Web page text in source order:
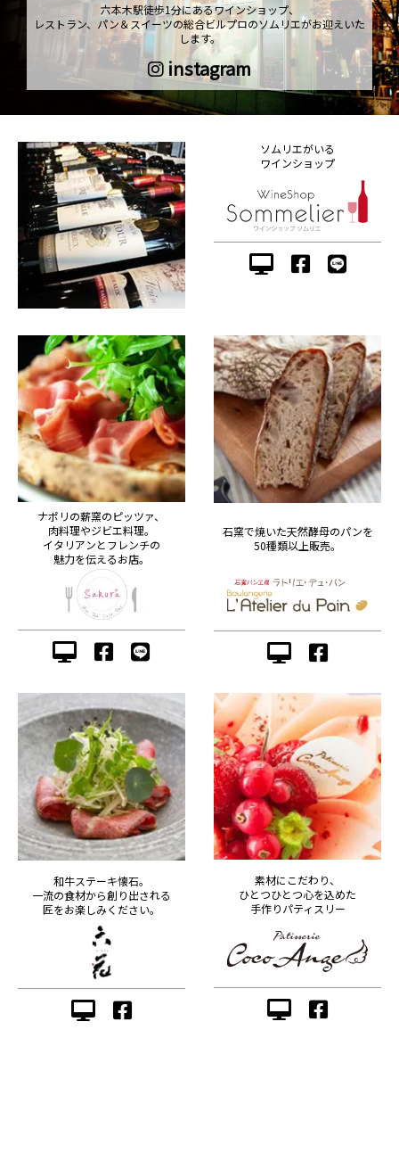
六本木駅徒歩1分にあるワインショップ、
レストラン、パン＆スイーツの総合ビルプロのソムリエがお迎えいた
します。
instagram
ソムリエがいる
ワインショップ
ナポリの薪窯のピッツァ、
肉料理やジビエ料理。
イタリアンとフレンチの
魅力を伝えるお店。
石窯で焼いた天然酵母のパンを
50種類以上販売。
和牛ステーキ懐石。
一流の食材から創り出される
匠をお楽しみください。
素材にこだわり、
ひとつひとつ心を込めた
手作りパティスリー